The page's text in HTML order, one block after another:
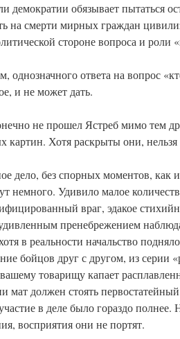
демократии обязывает пытаться
на смерти мирных граждан
стороне вопроса и роли
однозначного ответа на вопрос
и не может дать.
не прошел Ястреб мимо тем
картин. Хотя раскрыты они, нельзя
дело, без спорных моментов, как
немного. Удивило малое
враг, эдакое
пренебрежением
в реальности начальство
бойцов друг с другом, из серии
товарищу капает
мат должен стоять
в деле было гораздо
восприятия они не портят.